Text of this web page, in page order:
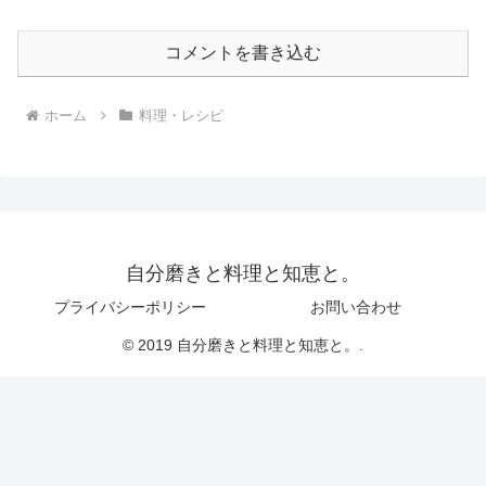
コメントを書き込む
ホーム 料理・レシピ
自分磨きと料理と知恵と。
プライバシーポリシー お問い合わせ
© 2019 自分磨きと料理と知恵と。.